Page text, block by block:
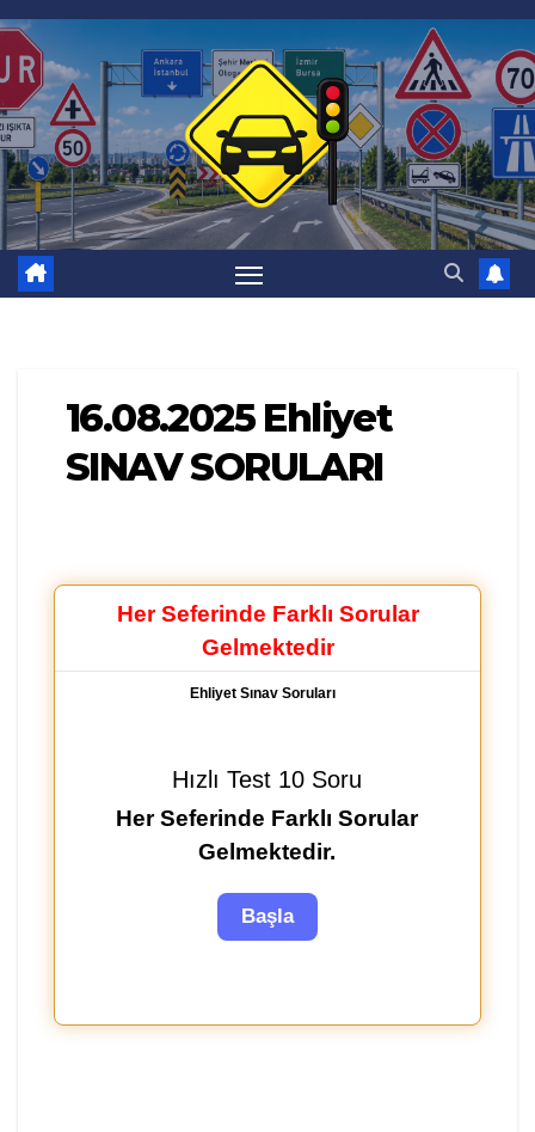
Skip
to
content
16.08.2025 Ehliyet
SINAV SORULARI
Her Seferinde Farklı Sorular
Gelmektedir
Ehliyet Sınav Soruları
Hızlı Test 10 Soru
Her Seferinde Farklı Sorular
Gelmektedir.